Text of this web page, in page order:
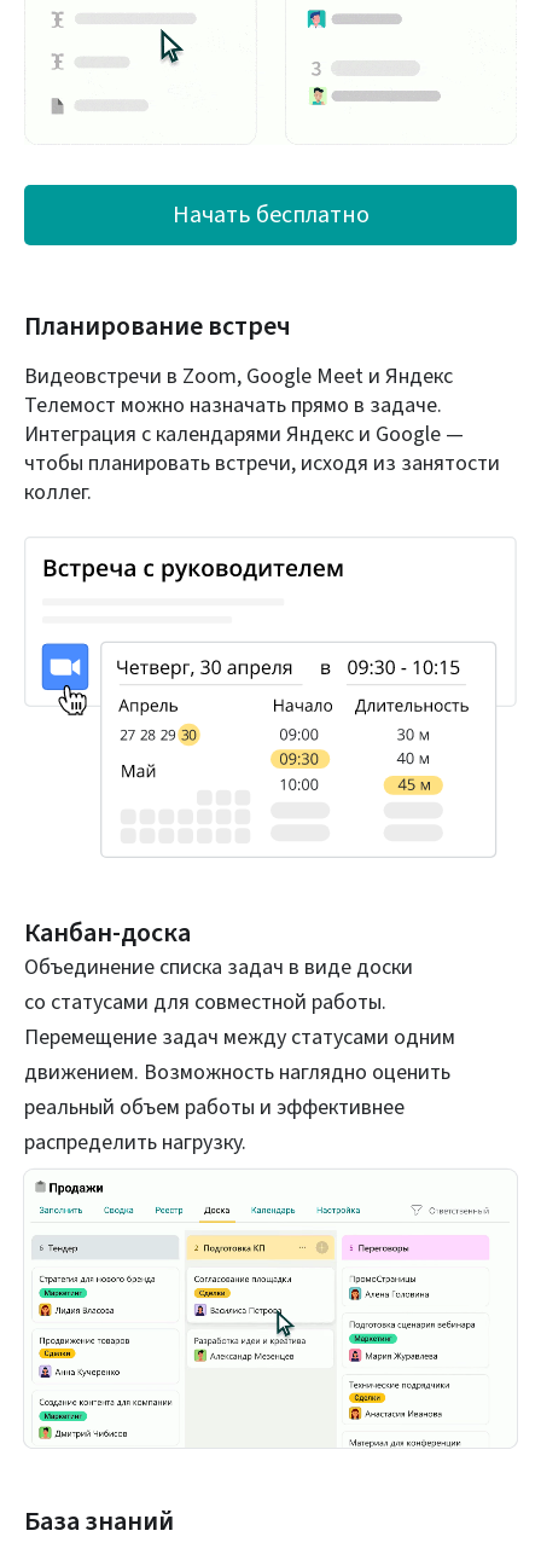
Начать бесплатно
Планирование встреч
Видеовстречи в Zoom, Google Meet и Яндекс
Телемост можно назначать прямо в задаче.
Интеграция с календарями Яндекс и Google —
чтобы планировать встречи, исходя из занятости
коллег.
Канбан‑доска
Объединение списка задач в виде доски
со статусами для совместной работы.
Перемещение задач между статусами одним
движением. Возможность наглядно оценить
реальный объем работы и эффективнее
распределить нагрузку.
База знаний